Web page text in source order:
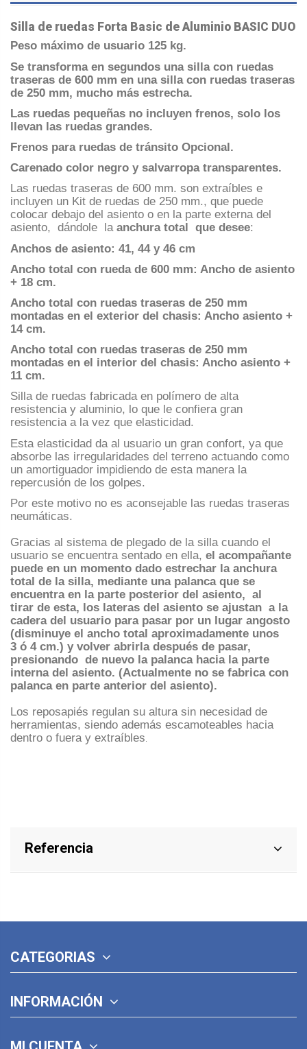
Silla de ruedas Forta Basic de Aluminio BASIC DUO
Peso máximo de usuario 125 kg.
Se transforma en segundos una silla con ruedas
traseras de 600 mm en una silla con ruedas traseras
de 250 mm, mucho más estrecha.
Las ruedas pequeñas no incluyen frenos, solo los
llevan las ruedas grandes.
Frenos para ruedas de tránsito Opcional.
Carenado color negro y salvarropa transparentes.
Las ruedas traseras de 600 mm. son extraíbles e
incluyen un Kit de ruedas de 250 mm., que puede
colocar debajo del asiento o en la parte externa del
asiento, dándole la anchura total que desee:
Anchos de asiento: 41, 44 y 46 cm
Ancho total con rueda de 600 mm: Ancho de asiento
+ 18 cm.
Ancho total con ruedas traseras de 250 mm
montadas en el exterior del chasis: Ancho asiento +
14 cm.
Ancho total con ruedas traseras de 250 mm
montadas en el interior del chasis: Ancho asiento +
11 cm.
Silla de ruedas fabricada en polímero de alta
resistencia y aluminio, lo que le confiera gran
resistencia a la vez que elasticidad.
Esta elasticidad da al usuario un gran confort, ya que
absorbe las irregularidades del terreno actuando como
un amortiguador impidiendo de esta manera la
repercusión de los golpes.
Por este motivo no es aconsejable las ruedas traseras
neumáticas.
Gracias al sistema de plegado de la silla cuando el
usuario se encuentra sentado en ella, el acompañante
puede en un momento dado estrechar la anchura
total de la silla, mediante una palanca que se
encuentra en la parte posterior del asiento, al
tirar de esta, los lateras del asiento se ajustan a la
cadera del usuario para pasar por un lugar angosto
(disminuye el ancho total aproximadamente unos
3 ó 4 cm.) y volver abrirla después de pasar,
presionando de nuevo la palanca hacia la parte
interna del asiento. (Actualmente no se fabrica con
palanca en parte anterior del asiento).
Los reposapiés regulan su altura sin necesidad de
herramientas, siendo además escamoteables hacia
dentro o fuera y extraíbles
Referencia
CATEGORIAS
INFORMACIÓN